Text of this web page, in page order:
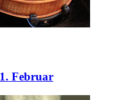
Februar